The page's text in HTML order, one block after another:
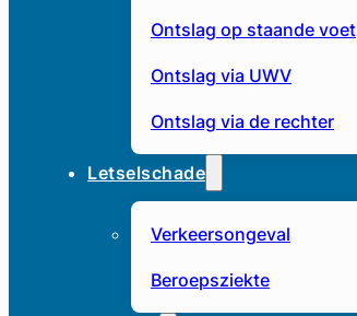
Ontslag op staande voet
Ontslag via UWV
Ontslag via de rechter
Letselschade
Verkeersongeval
Beroepsziekte